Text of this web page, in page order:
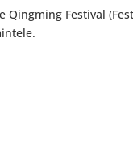
Festival